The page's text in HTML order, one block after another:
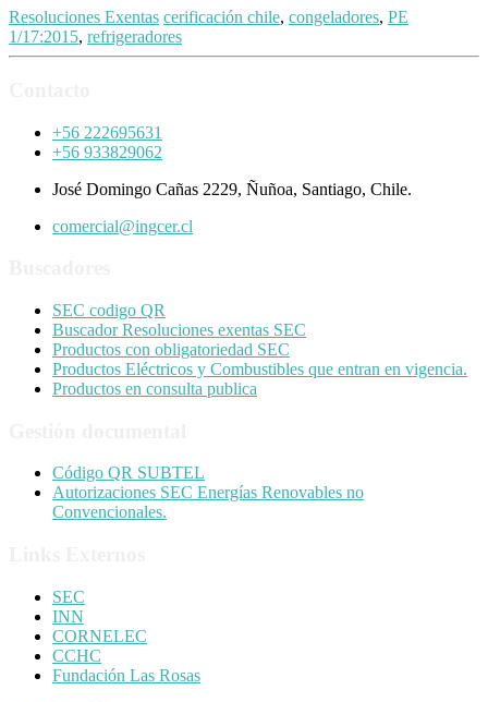
Resoluciones Exentas cerificación chile, congeladores, PE
1/17:2015, refrigeradores
+56 222695631
+56 933829062
José Domingo Cañas 2229, Ñuñoa, Santiago, Chile.
comercial@ingcer.cl
SEC codigo QR
Buscador Resoluciones exentas SEC
Productos con obligatoriedad SEC
Productos Eléctricos y Combustibles que entran en vigencia.
Productos en consulta publica
Código QR SUBTEL
Autorizaciones SEC Energías Renovables no
Convencionales.
SEC
INN
CORNELEC
CCHC
Fundación Las Rosas